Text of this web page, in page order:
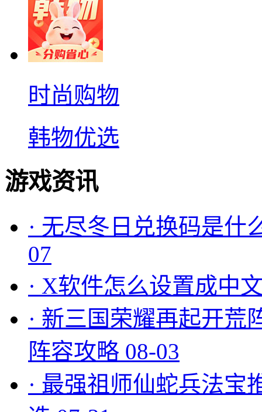
时尚购物
韩物优选
游戏资讯
· 无尽冬日兑换码是什
07
· X软件怎么设置成中
· 新三国荣耀再起开荒
阵容攻略 08-03
· 最强祖师仙蛇兵法宝